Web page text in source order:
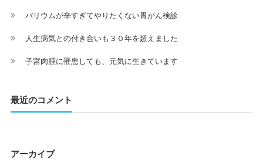
バリウムが辛すぎてやりたくない胃がん検診
人生病気との付き合いも３０年を超えました
子宮肉腫に罹患しても、元気に生きています
最近のコメント
アーカイブ